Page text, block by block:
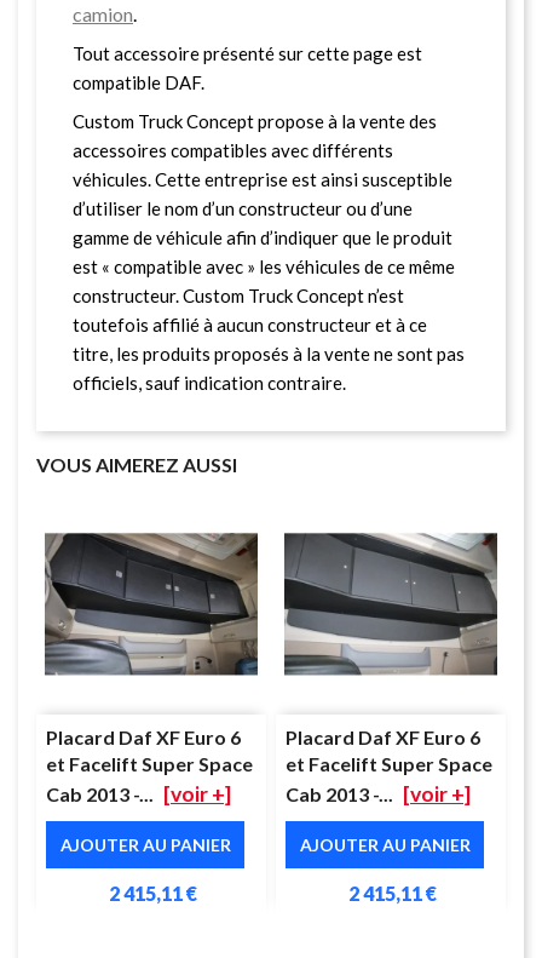
camion
Tout accessoire présenté sur cette page est
compatible DAF.
Custom Truck Concept propose à la vente des
accessoires compatibles avec différents
véhicules. Cette entreprise est ainsi susceptible
d’utiliser le nom d’un constructeur ou d’une
gamme de véhicule afin d’indiquer que le produit
est « compatible avec » les véhicules de ce même
constructeur. Custom Truck Concept n’est
toutefois affilié à aucun constructeur et à ce
titre, les produits proposés à la vente ne sont pas
officiels, sauf indication contraire.
VOUS AIMEREZ AUSSI
Placard Daf XF Euro 6
et Facelift Super Space
Cab 2013 -...
[voir +]
AJOUTER AU PANIER
2 415,11 €
Placard Daf XF Euro 6
et Facelift Super Space
Cab 2013 -...
[voir +]
AJOUTER AU PANIER
2 415,11 €